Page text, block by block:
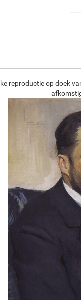
reproductie op doek